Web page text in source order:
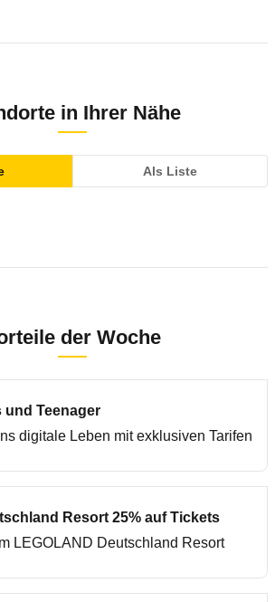
in Ihrer Nähe
Als Liste
der Woche
und Teenager
digitale Leben mit exklusiven Tarifen
Resort 25% auf Tickets
LEGOLAND Deutschland Resort